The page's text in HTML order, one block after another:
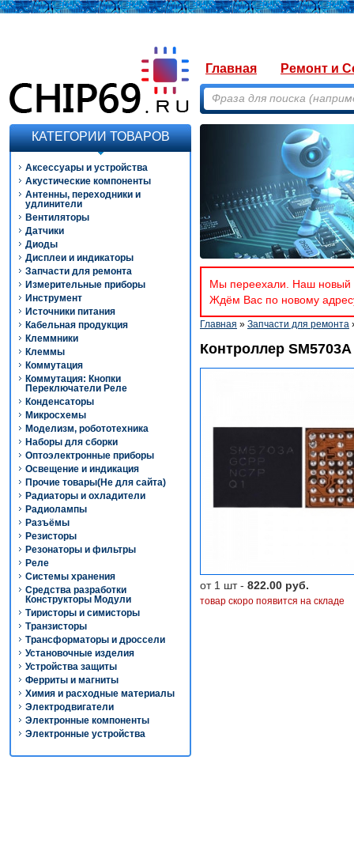
Главная Ремонт и
КАТЕГОРИИ ТОВАРОВ
Аксессуары и устройства
Акустические компоненты
Антенны, переходники и
удлинители
Вентиляторы
Датчики
Диоды
Дисплеи и индикаторы
Запчасти для ремонта
Измерительные приборы
Инструмент
Источники питания
Кабельная продукция
Клеммники
Клеммы
Коммутация
Коммутация: Кнопки
Переключатели Реле
Конденсаторы
Микросхемы
Моделизм, робототехника
Наборы для сборки
Оптоэлектронные приборы
Освещение и индикация
Прочие товары(Не для сайта)
Радиаторы и охладители
Радиолампы
Разъёмы
Резисторы
Резонаторы и фильтры
Реле
Системы хранения
Средства разработки
Конструкторы Модули
Тиристоры и симисторы
Транзисторы
Трансформаторы и дроссели
Установочные изделия
Устройства защиты
Ферриты и магниты
Химия и расходные материалы
Электродвигатели
Электронные компоненты
Электронные устройства
Мы переехали. Наш новый
Ждём Вас по новому
Главная » Запчасти для ремонта
Контроллер SM5703A
от 1 шт - 822.00 руб.
товар скоро появится на складе